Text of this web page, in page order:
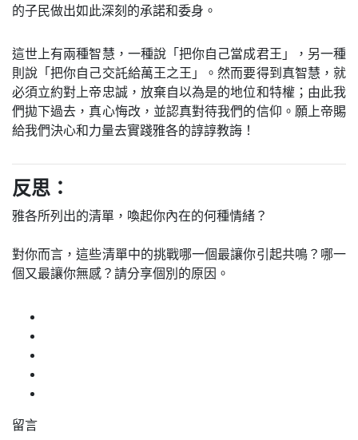
的子民做出如此深刻的承諾和委身。
這世上有兩種智慧，一種說「把你自己當成君王」，另一種
則說「把你自己交託給萬王之王」。然而要得到真智慧，就
必須立約對上帝忠誠，放棄自以為是的地位和特權；由此我
們拋下過去，真心悔改，並認真對待我們的信仰。願上帝賜
給我們決心和力量去實踐雅各的諄諄教誨！
反思：
雅各所列出的清單，喚起你內在的何種情緒？
對你而言，這些清單中的挑戰哪一個最讓你引起共鳴？哪一
個又最讓你無感？請分享個別的原因。
留言